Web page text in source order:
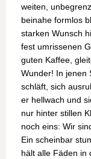
weiten,
beinahe formlos
starken Wunsch
fest umrissenen
guten Kaffee,
Wunder! In jenen
schläft, sich
er hellwach und
nur hinter stillen
noch eins: Wir
Ein scheinbar
hält alle Fäden in